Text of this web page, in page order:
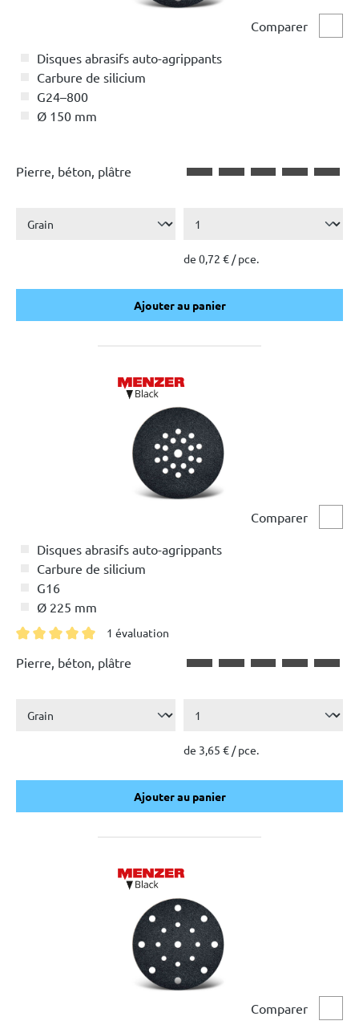
Comparer
Disques abrasifs auto-agrippants
Carbure de silicium
G24–800
Ø 150 mm
Pierre, béton, plâtre
de 0,72 € / pce.
Ajouter au panier
Ajouter au panier
Comparer
Disques abrasifs auto-agrippants
Carbure de silicium
G16
Ø 225 mm
1 évaluation
Pierre, béton, plâtre
de 3,65 € / pce.
Ajouter au panier
Ajouter au panier
Comparer